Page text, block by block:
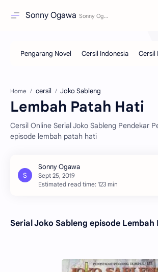
Sonny Ogawa
Home cersil Joko Sableng
Lembah Patah Hati
Cersil Online Serial Joko Sableng Pendekar
episode lembah patah hati
Estimated read time: 123 min
Serial Joko Sableng episode